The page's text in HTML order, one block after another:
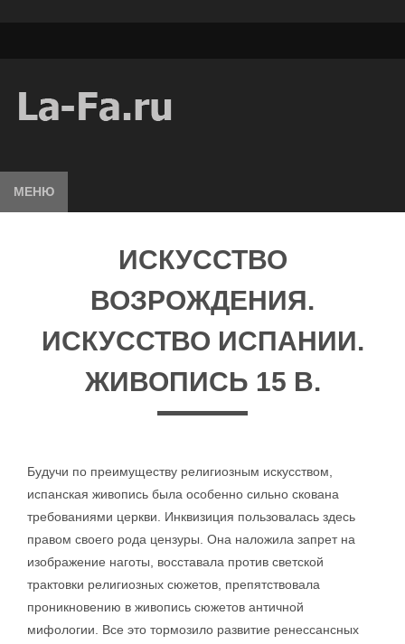
МЕНЮ
ИСКУССТВО
ВОЗРОЖДЕНИЯ.
ИСКУССТВО ИСПАНИИ.
ЖИВОПИСЬ 15 В.
Будучи по преимуществу религиозным искусством,
испанская живопись была особенно сильно скована
требованиями церкви. Инквизиция пользовалась здесь
правом своего рода цензуры. Она наложила запрет на
изображение наготы, восставала против светской
трактовки религиозных сюжетов, препятствовала
проникновению в живопись сюжетов античной
мифологии. Все это тормозило развитие ренессансных